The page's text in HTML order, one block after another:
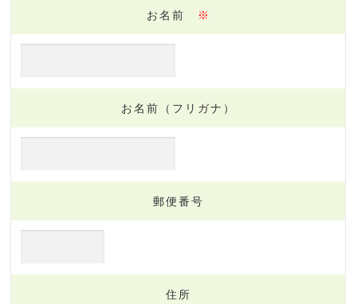
お名前 ※
お名前（フリガナ）
郵便番号
住所